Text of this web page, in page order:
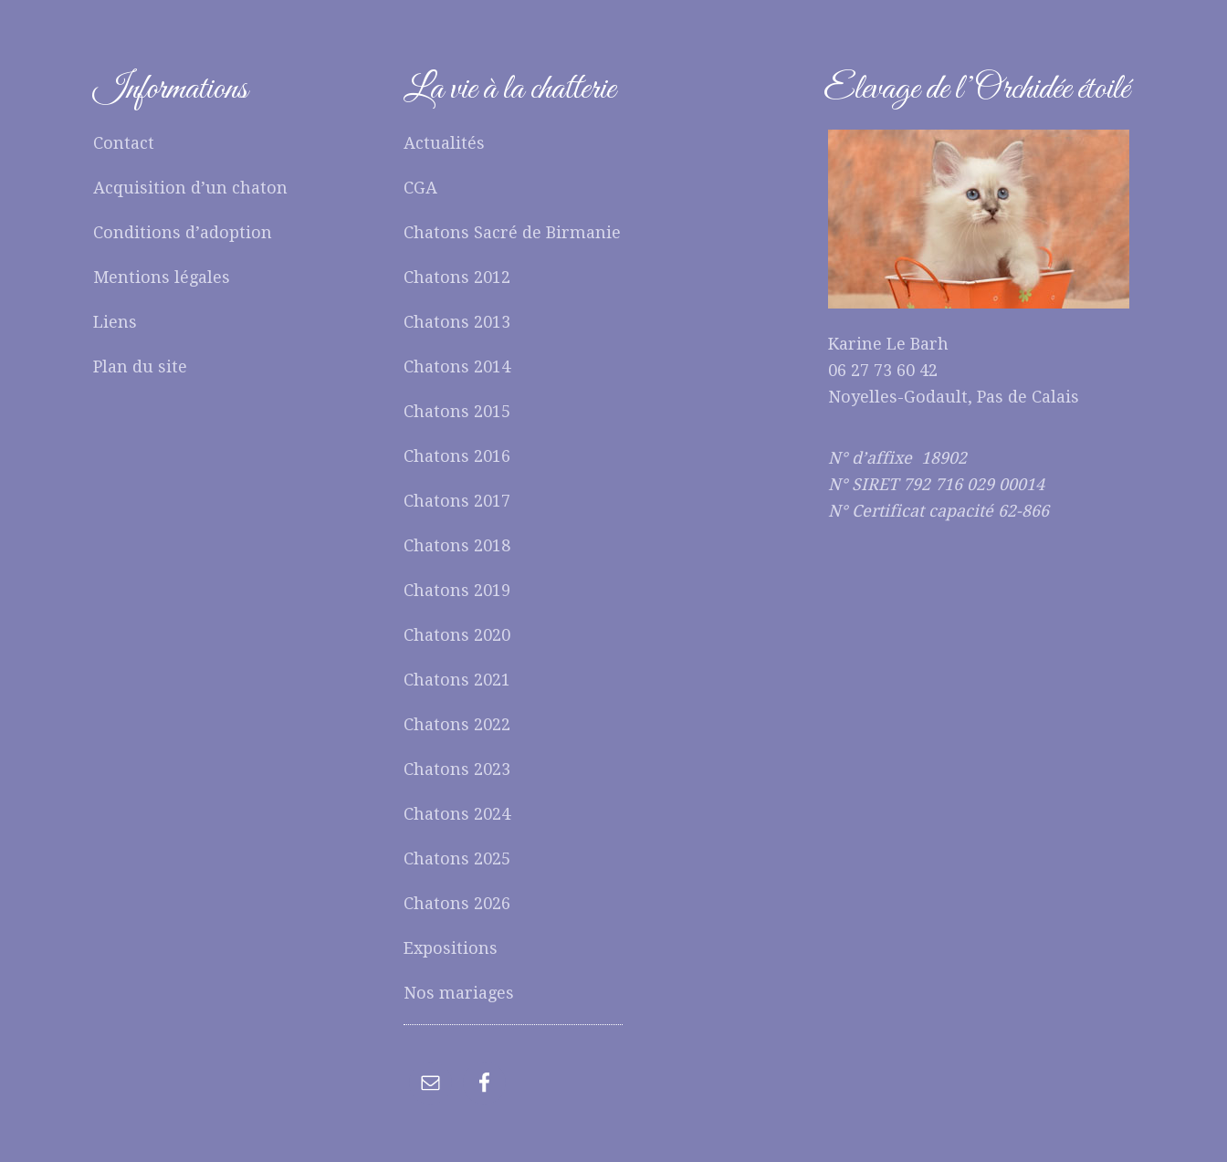
Informations
Contact
Acquisition d’un chaton
Conditions d’adoption
Mentions légales
Liens
Plan du site
La vie à la chatterie
Actualités
CGA
Chatons Sacré de Birmanie
Chatons 2012
Chatons 2013
Chatons 2014
Chatons 2015
Chatons 2016
Chatons 2017
Chatons 2018
Chatons 2019
Chatons 2020
Chatons 2021
Chatons 2022
Chatons 2023
Chatons 2024
Chatons 2025
Chatons 2026
Expositions
Nos mariages
Elevage de l’Orchidée étoilé
Karine Le Barh
06 27 73 60 42
Noyelles-Godault, Pas de Calais
N° d’affixe 18902
N° SIRET 792 716 029 00014
N° Certificat capacité 62-866